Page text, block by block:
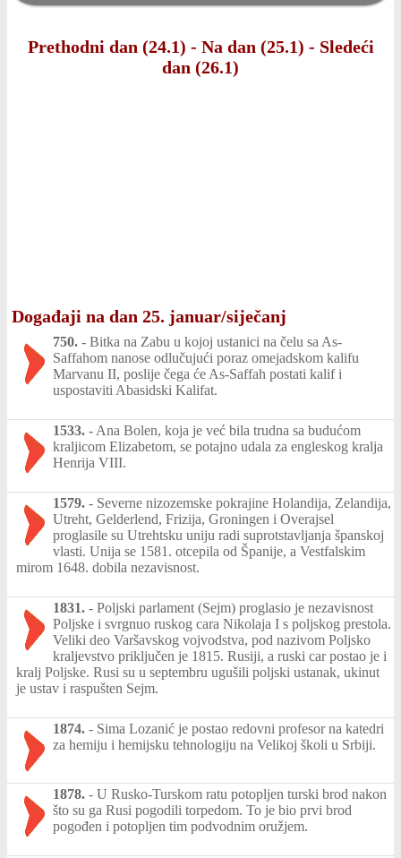
Prethodni dan (24.1) - Na dan (25.1) - Sledeći
dan (26.1)
Događaji na dan 25. januar/siječanj
750. - Bitka na Zabu u kojoj ustanici na čelu sa As-
Saffahom nanose odlučujući poraz omejadskom kalifu
Marvanu II, poslije čega će As-Saffah postati kalif i
uspostaviti Abasidski Kalifat.
1533. - Ana Bolen, koja je već bila trudna sa budućom
kraljicom Elizabetom, se potajno udala za engleskog kralja
Henrija VIII.
1579. - Severne nizozemske pokrajine Holandija, Zelandija,
Utreht, Gelderlend, Frizija, Groningen i Overajsel
proglasile su Utrehtsku uniju radi suprotstavljanja španskoj
vlasti. Unija se 1581. otcepila od Španije, a Vestfalskim
mirom 1648. dobila nezavisnost.
1831. - Poljski parlament (Sejm) proglasio je nezavisnost
Poljske i svrgnuo ruskog cara Nikolaja I s poljskog prestola.
Veliki deo Varšavskog vojvodstva, pod nazivom Poljsko
kraljevstvo priključen je 1815. Rusiji, a ruski car postao je i
kralj Poljske. Rusi su u septembru ugušili poljski ustanak, ukinut
je ustav i raspušten Sejm.
1874. - Sima Lozanić je postao redovni profesor na katedri
za hemiju i hemijsku tehnologiju na Velikoj školi u Srbiji.
1878. - U Rusko-Turskom ratu potopljen turski brod nakon
što su ga Rusi pogodili torpedom. To je bio prvi brod
pogođen i potopljen tim podvodnim oružjem.